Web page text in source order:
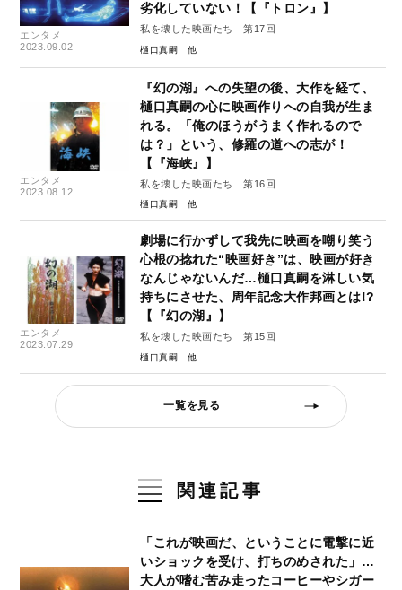
エンタメ
2023.09.02
劣化していない！【『トロン』】
私を壊した映画たち 第17回
樋口真嗣
エンタメ
2023.08.12
『幻の湖』への失望の後、大作を経て、
樋口真嗣の心に映画作りへの自我が生ま
れる。「俺のほうがうまく作れるので
は？」という、修羅の道への志が！
【『海峡』】
私を壊した映画たち 第16回
樋口真嗣
エンタメ
2023.07.29
劇場に行かずして我先に映画を嘲り笑う
心根の捻れた“映画好き”は、映画が好き
なんじゃないんだ…樋口真嗣を淋しい気
持ちにさせた、周年記念大作邦画とは!?
【『幻の湖』】
私を壊した映画たち 第15回
樋口真嗣
一覧を見る
関連記事
「これが映画だ、ということに電撃に近
いショックを受け、打ちのめされた」…
大人が嗜む苦み走ったコーヒーやシガー